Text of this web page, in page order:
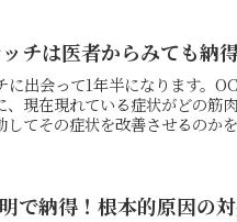
チは医者からみても納
に出会って1年半になります。
、現在現れている症状がどの筋
してその症状を改善させるのか
で納得！根本的原因の